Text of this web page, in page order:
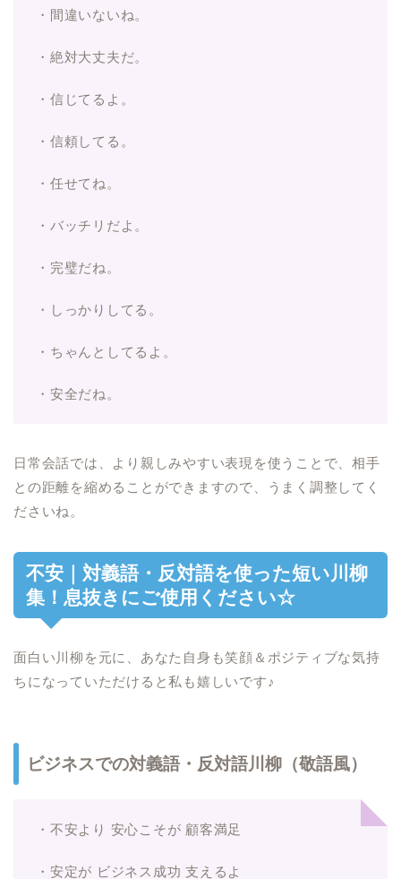
・間違いないね。
・絶対大丈夫だ。
・信じてるよ。
・信頼してる。
・任せてね。
・バッチリだよ。
・完璧だね。
・しっかりしてる。
・ちゃんとしてるよ。
・安全だね。
日常会話では、より親しみやすい表現を使うことで、相手
との距離を縮めることができますので、うまく調整してく
ださいね。
不安｜対義語・反対語を使った短い川柳
集！息抜きにご使用ください☆
面白い川柳を元に、あなた自身も笑顔＆ポジティブな気持
ちになっていただけると私も嬉しいです♪
ビジネスでの対義語・反対語川柳（敬語風）
・不安より 安心こそが 顧客満足
・安定が ビジネス成功 支えるよ